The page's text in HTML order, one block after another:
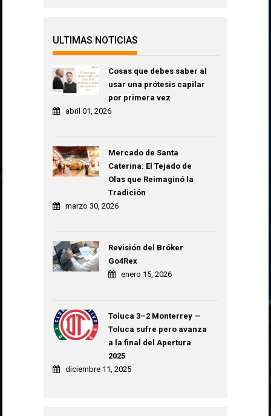
ULTIMAS NOTICIAS
Cosas que debes saber al
usar una prótesis capilar
por primera vez
abril 01, 2026
Mercado de Santa
Caterina: El Tejado de
Olas que Reimaginó la
Tradición
marzo 30, 2026
Revisión del Bróker
Go4Rex
enero 15, 2026
Toluca 3–2 Monterrey —
Toluca sufre pero avanza
a la final del Apertura
2025
diciembre 11, 2025